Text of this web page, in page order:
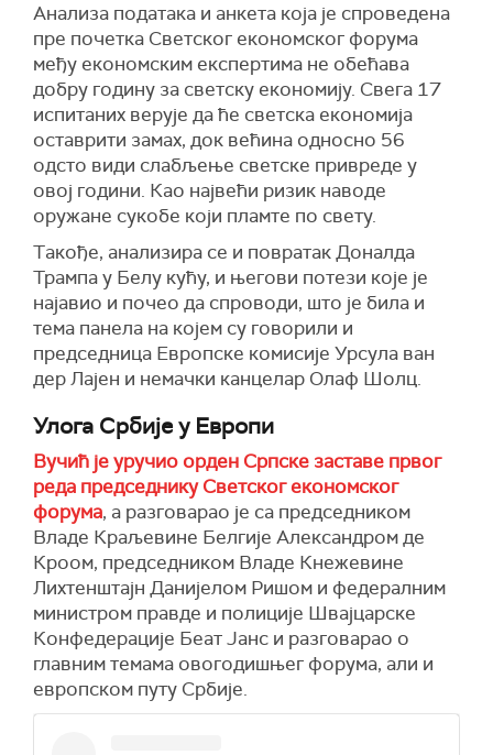
Анализа података и анкета која је спроведена
пре почетка Светског економског форума
међу економским експертима не обећава
добру годину за светску економију. Свега 17
испитаних верује да ће светска економија
оставрити замах, док већина односно 56
одсто види слабљење светске привреде у
овој години. Као највећи ризик наводе
оружане сукобе који пламте по свету.
Tакође, анализира се и повратак Доналда
Трампа у Белу кућу, и његови потези које је
најавио и почео да спроводи, што је била и
тема панела на којем су говорили и
председница Европске комисије Урсула ван
дер Лајен и немачки канцелар Олаф Шолц.
Улога Србије у Европи
Вучић је уручио орден Српске заставе првог
реда председнику Светског економског
форума, а разговарао је са председником
Владе Краљевине Белгије Александром де
Кроом, председником Владе Кнежевине
Лихтенштајн Данијелом Ришом и федералним
министром правде и полиције Швајцарске
Конфедерације Беат Јанс и разговарао о
главним темама овогодишњег форума, али и
европском путу Србије.